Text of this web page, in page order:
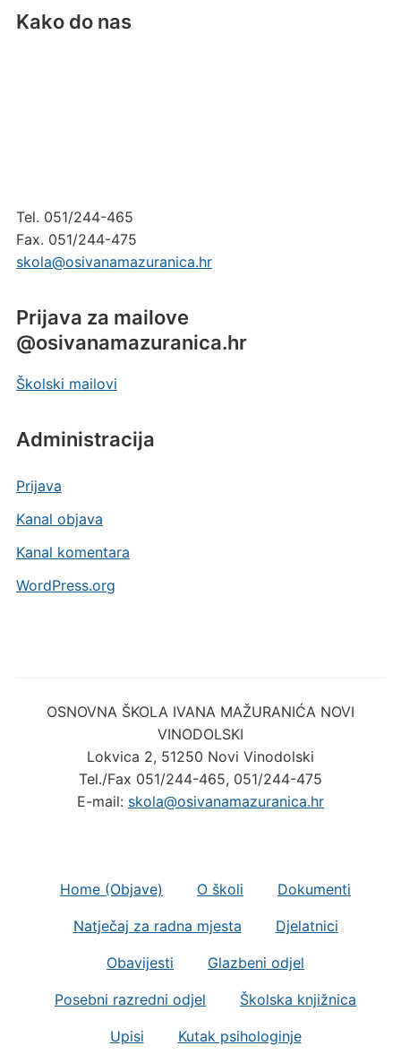
Kako do nas
Tel. 051/244-465
Fax. 051/244-475
skola@osivanamazuranica.hr
Prijava za mailove
@osivanamazuranica.hr
Školski mailovi
Administracija
Prijava
Kanal objava
Kanal komentara
WordPress.org
OSNOVNA ŠKOLA IVANA MAŽURANIĆA NOVI
VINODOLSKI
Lokvica 2, 51250 Novi Vinodolski
Tel./Fax 051/244-465, 051/244-475
E-mail: skola@osivanamazuranica.hr
Home (Objave) O školi Dokumenti
Natječaj za radna mjesta Djelatnici
Obavijesti Glazbeni odjel
Posebni razredni odjel Školska knjižnica
Upisi Kutak psihologinje